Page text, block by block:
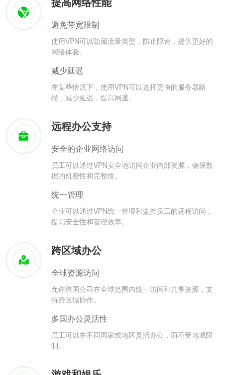
避免带宽限制
使用VPN可以隐藏流量类型，防止限速，提供更好的
网络体验。
减少延迟
在某些情况下，使用VPN可以选择更快的服务器路
径，减少延迟，提高网速。
远程办公支持
安全的企业网络访问
员工可以通过VPN安全地访问企业内部资源，确保数
据的机密性和完整性。
统一管理
企业可以通过VPN统一管理和监控员工的远程访问，
提高安全性和管理效率。
跨区域办公
全球资源访问
允许跨国公司在全球范围内统一访问和共享资源，支
持跨区域协作。
多国办公灵活性
员工可以在不同国家或地区灵活办公，而不受地域限
制。